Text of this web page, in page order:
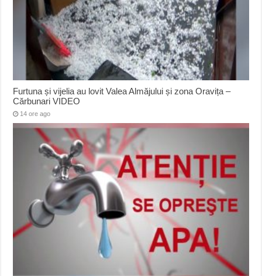
Furtuna și vijelia au lovit Valea Almăjului și zona Oravița –
Cărbunari VIDEO
14 ore ago